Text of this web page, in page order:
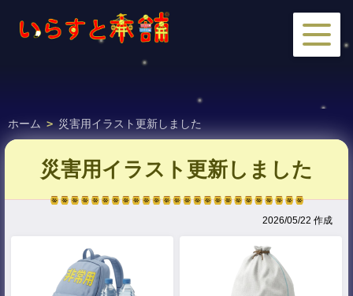
ホーム > 災害用イラスト更新しました
災害用イラスト更新しました
2026/05/22 作成